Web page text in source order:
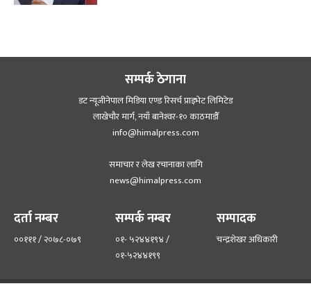
सम्पर्क ठेगाना
डट न्यूजीनेपाल मिडिया एण्ड रिसर्च प्राइभेट लिमिटेड
लाखेचौर मार्ग, नयाँ बानेश्‍वर-१० काठमाडौँ
info@himalpress.com
समाचार र लेख रचानाका लागि
news@himalpress.com
दर्ता नम्बर
००१११ / २०७८-०७९
सम्पर्क नम्बर
०१- ५२४४१९४ /
०१-५२४४१९९
सम्पादक
चन्द्रशेखर अधिकारी